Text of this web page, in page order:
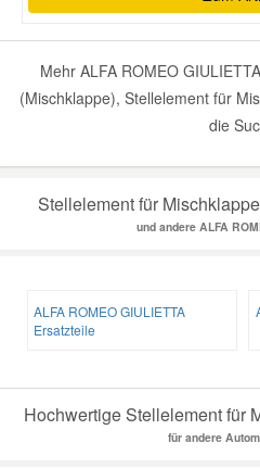
Mehr ALFA ROMEO
(Mischklappe), Stellelement für
die
Stellelement für
und andere ALFA
ALFA ROMEO GIULIETTA
Ersatzteile
Hochwertige Stellelement für
für andere